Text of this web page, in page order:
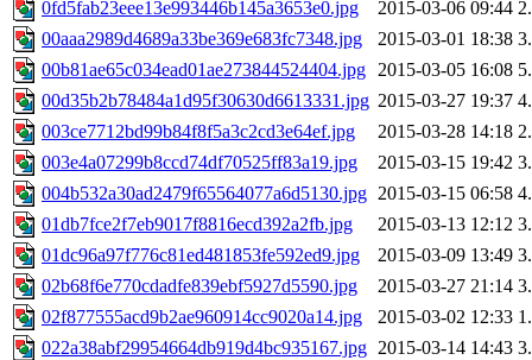
0fd5fab23eee13e993446b145a3653e0.jpg
2015-03-06 09:44
00aaa2989d4689a33be369e683fc7348.jpg
2015-03-01 18:38
00b81ae65c034ead01ae273844524404.jpg 2015-03-05 16:08
00d35b2b78484a1d95f30630d6613331.jpg 2015-03-27 19:37
003ce7712bd99b84f8f5a3c2cd3e64ef.jpg
2015-03-28 14:18
003e4a07299b8ccd74df70525ff83a19.jpg
2015-03-15 19:42
004b532a30ad2479f65564077a6d5130.jpg 2015-03-15 06:58
01db7fce2f7eb9017f8816ecd392a2fb.jpg
2015-03-13 12:12
01dc96a97f776c81ed481853fe592ed9.jpg
2015-03-09 13:49
02b68f6e770cdadfe839ebf5927d5590.jpg
2015-03-27 21:14
02f877555acd9b2ae960914cc9020a14.jpg
2015-03-02 12:33
022a38abf29954664db919d4bc935167.jpg 2015-03-14 14:43